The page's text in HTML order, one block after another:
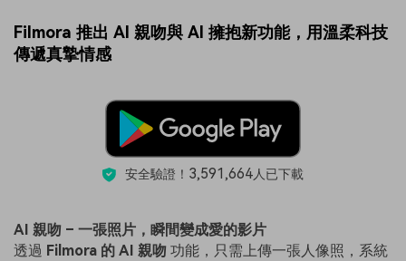
Filmora 推出 AI 親吻與 AI 擁抱新功能，用溫柔科技
傳遞真摯情感
安全驗證！ 3,591,664人已下載
AI 親吻 – 一張照片，瞬間變成愛的影片
透過 Filmora 的 AI 親吻 功能，只需上傳一張人像照，系統